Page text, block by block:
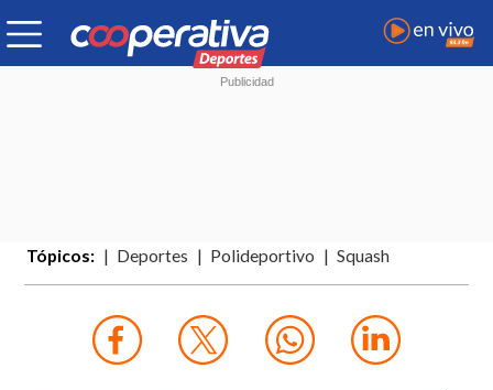
Tópicos: Deportes Polideportivo Squash